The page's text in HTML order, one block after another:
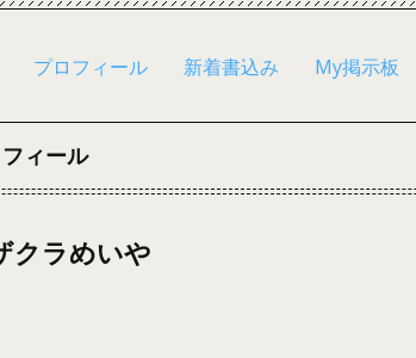
プロフィール 新着書込み My掲示板
ィール
クラめいや